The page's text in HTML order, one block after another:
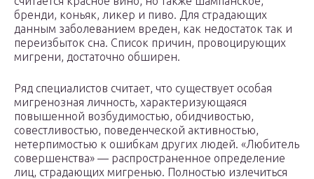
бренди, коньяк, ликер и пиво. Для страдающих
данным заболеванием вреден, как недостаток так и
переизбыток сна. Список причин, провоцирующих
мигрени, достаточно обширен.
Ряд специалистов считает, что существует особая
мигренозная личность, характеризующаяся
повышенной возбудимостью, обидчивостью,
совестливостью, поведенческой активностью,
нетерпимостью к ошибкам других людей. «Любитель
совершенства» — распространенное определение
лиц, страдающих мигренью. Полностью излечиться